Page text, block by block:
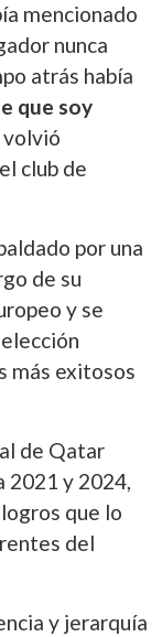
mencionado
nunca
atrás había
que soy
volvió
club de
por una
de su
y se
más exitosos
de Qatar
2021 y 2024,
que lo
del
y jerarquía